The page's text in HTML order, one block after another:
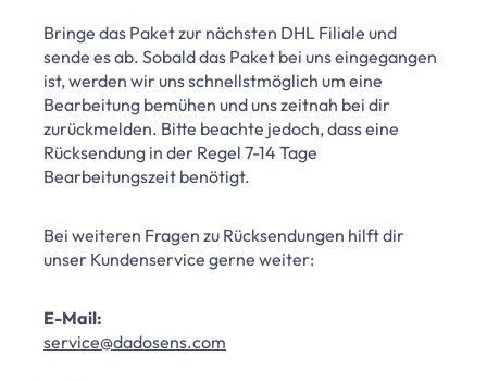
Bringe das Paket zur nächsten DHL Filiale und
sende es ab. Sobald das Paket bei uns eingegangen
ist, werden wir uns schnellstmöglich um eine
Bearbeitung bemühen und uns zeitnah bei dir
zurückmelden. Bitte beachte jedoch, dass eine
Rücksendung in der Regel 7-14 Tage
Bearbeitungszeit benötigt.
Bei weiteren Fragen zu Rücksendungen hilft dir
unser Kundenservice gerne weiter:
E-Mail:
service@dadosens.com